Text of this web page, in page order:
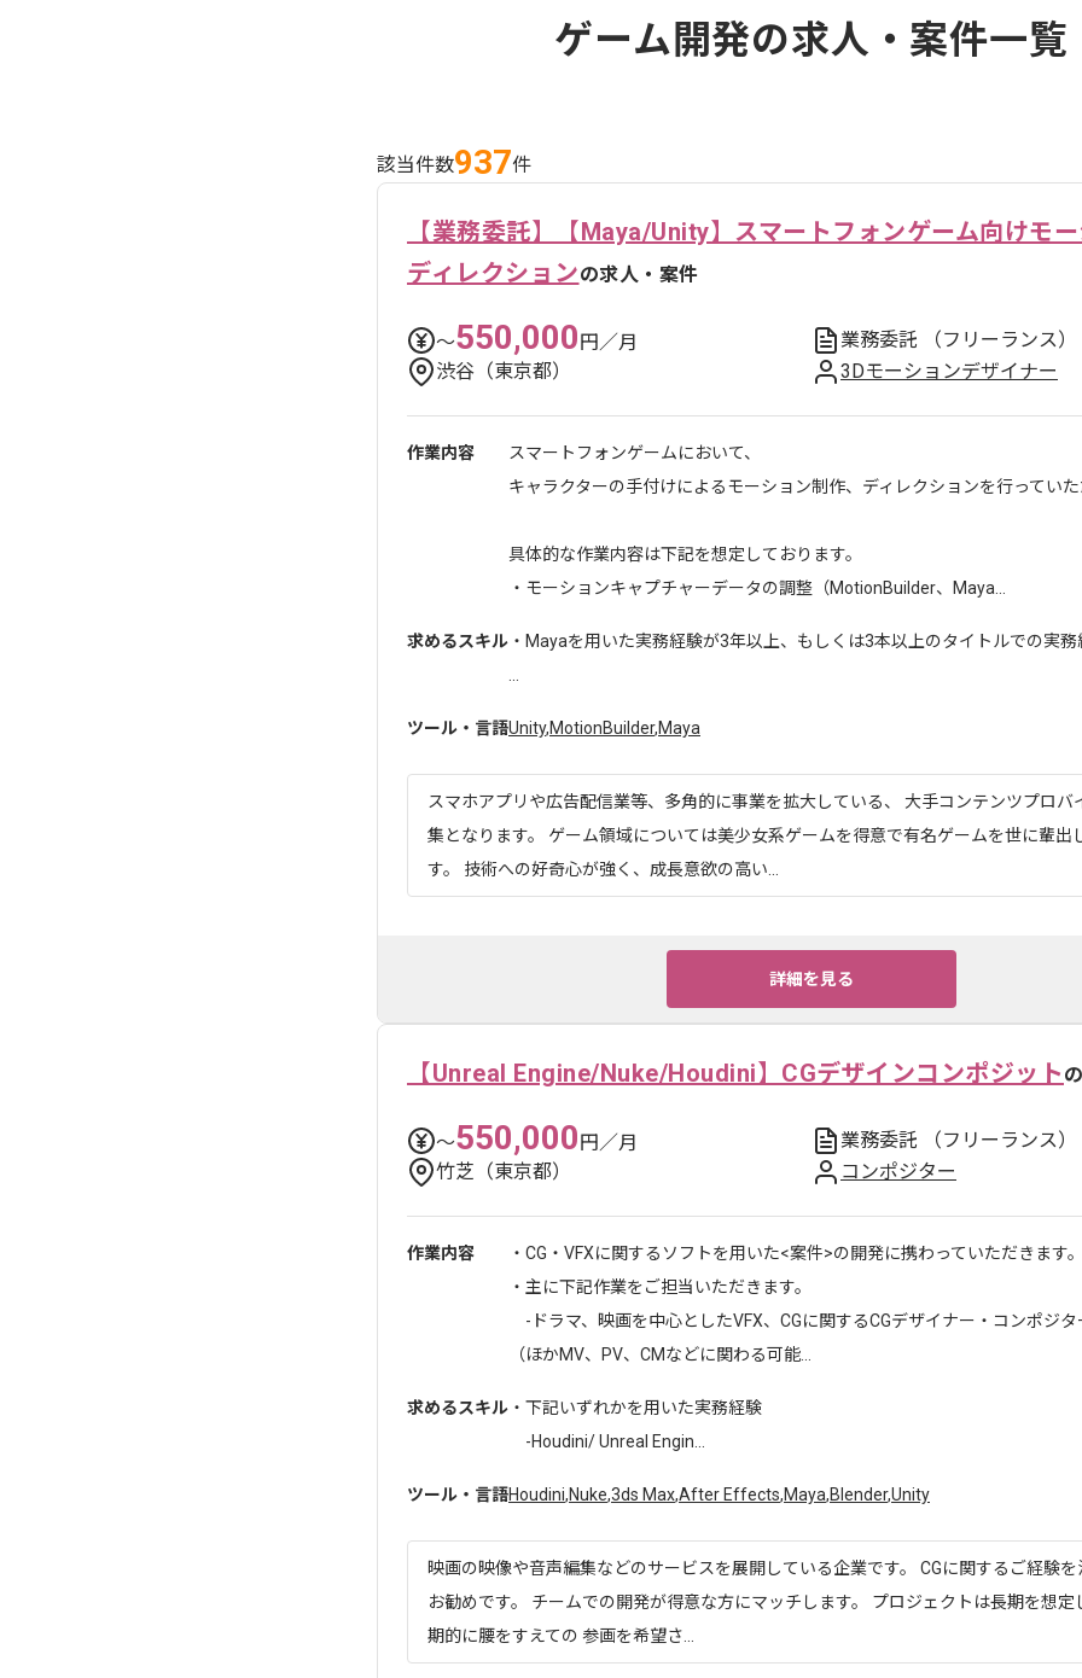
ゲーム開発の求人・案件一覧
該当件数937件
【業務委託】【Maya/Unity】スマートフォンゲーム向けモ
ディレクションの求人・案件
〜550,000円／月 業務委託
（フリーランス）
渋谷（東京都）
3Dモーションデザイナー
作業内容
スマートフォンゲームにおいて、
キャラクターの手付けによるモーション制作、ディレクションを行っていた
具体的な作業内容は下記を想定しております。
・モーションキャプチャーデータの調整（MotionBuilder、Maya...
求めるスキル ・Mayaを用いた実務経験が3年以上、もしくは3本以上のタイトルでの実務
ツール・言語Unity,MotionBuilder,Maya
スマホアプリや広告配信業等、多角的に事業を拡大している、 大手コンテンツプロバ
集となります。 ゲーム領域については美少女系ゲームを得意で有名ゲームを世に輩出
す。 技術への好奇心が強く、成長意欲の高い...
詳細を見る
【Unreal Engine/Nuke/Houdini】CGデザインコンポジット
〜550,000円／月 業務委託
（フリーランス）
竹芝（東京都）
コンポジター
作業内容
・CG・VFXに関するソフトを用いた<案件>の開発に携わっていただきます。
・主に下記作業をご担当いただきます。
-ドラマ、映画を中心としたVFX、CGに関するCGデザイナー・コンポジタ
（ほかMV、PV、CMなどに関わる可能...
求めるスキル ・下記いずれかを用いた実務経験
-Houdini/ Unreal Engin...
ツール・言語Houdini,Nuke,3ds Max,After Effects,Maya,Blender,Unity
映画の映像や音声編集などのサービスを展開している企業です。 CGに関するご経験
お勧めです。 チームでの開発が得意な方にマッチします。 プロジェクトは長期を想定
期的に腰をすえての 参画を希望さ...